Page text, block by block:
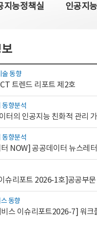
지능정책실 인공지
술 동향
트렌드 리포트 제2호
동향분석
이터의 인공지능 친화적 관리
동향분석
NOW] 공공데이터 뉴스레
동향